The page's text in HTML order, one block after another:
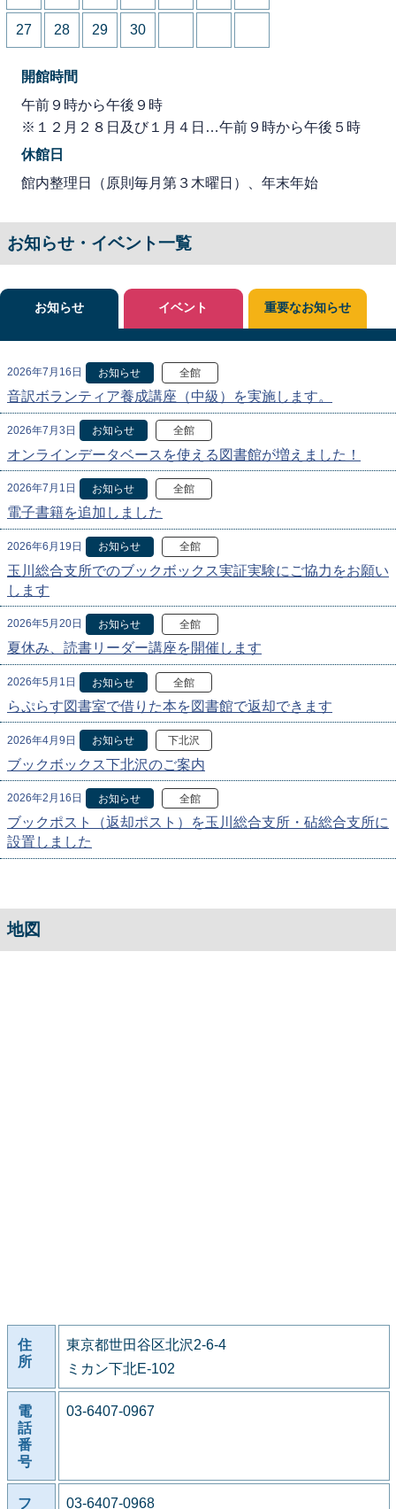
27 28 29 30
開館時間
午前９時から午後９時
※１２月２８日及び１月４日…午前９時から午後５時
休館日
館内整理日（原則毎月第３木曜日）、年末年始
お知らせ・イベント一覧
お知らせ
2026年7月16日 お知らせ 全館
音訳ボランティア養成講座（中級）を実施します。
2026年7月3日 お知らせ 全館
オンラインデータベースを使える図書館が増えました！
2026年7月1日 お知らせ 全館
電子書籍を追加しました
2026年6月19日 お知らせ 全館
玉川総合支所でのブックボックス実証実験にご協力をお願い
します
2026年5月20日 お知らせ 全館
夏休み、読書リーダー講座を開催します
2026年5月1日 お知らせ 全館
らぷらす図書室で借りた本を図書館で返却できます
2026年4月9日 お知らせ 下北沢
ブックボックス下北沢のご案内
2026年2月16日 お知らせ 全館
ブックポスト（返却ポスト）を玉川総合支所・砧総合支所に
設置しました
イベント 重要なお知らせ
地図
住
所
東京都世田谷区北沢2-6-4
ミカン下北E-102
電
話
番
号
03-6407-0967
フ 03-6407-0968